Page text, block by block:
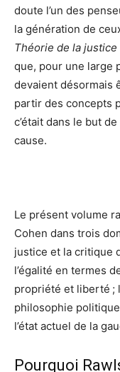
doute l’un des
la génération de
Théorie de la justice
que, pour une large
devaient désormais
partir des concepts
c’était dans le but
cause.
Le présent volume
Cohen dans trois
justice et la critique
l’égalité en termes
propriété et liberté ;
philosophie
l’état actuel de la
Pourquoi